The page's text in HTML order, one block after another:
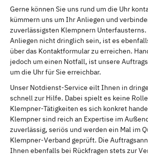
Gerne können Sie uns rund um die Uhr
kümmern uns um Ihr Anliegen und
zuverlässigsten Klempnern
Anliegen nicht dringlich sein, ist es
über das Kontaktformular zu erreichen.
jedoch um einen Notfall, ist unsere
um die Uhr für Sie erreichbar.
Unser Notdienst-Service eilt Ihnen in
schnell zur Hilfe. Dabei spielt es keine
Klempner-Tätigkeiten es sich konkret
Klempner sind reich an Expertise im
zuverlässig, seriös und werden ein Mal im
Klempner-Verband geprüft. Die
Ihnen ebenfalls bei Rückfragen stets zur